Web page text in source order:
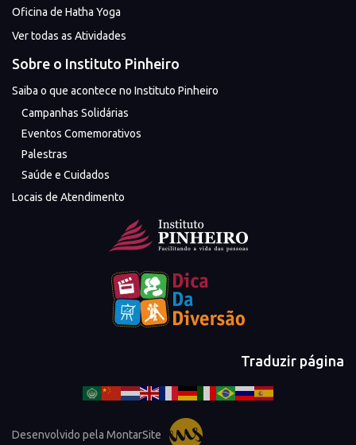
Oficina de Hatha Yoga
Ver todas as Atividades
Sobre o Instituto Pinheiro
Saiba o que acontece no Instituto Pinheiro
Campanhas Solidárias
Eventos Comemorativos
Palestras
Saúde e Cuidados
Locais de Atendimento
Traduzir página
Desenvolvido pela MontarSite